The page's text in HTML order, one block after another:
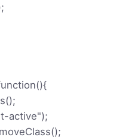
active");